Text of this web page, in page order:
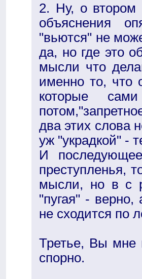
2. Ну, о
объяснения
"вьются" не
да, но где это
мысли что
именно то, что
которые
два этих слова
уж "украдкой" -
И
преступленья,
мысли, но в с
"пугая" -
не сходится по
Третье, Вы мне
спорно.